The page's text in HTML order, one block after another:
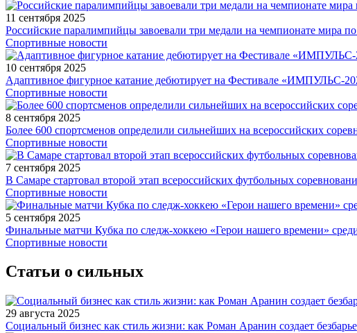
11 сентября 2025
Российские паралимпийцы завоевали три медали на чемпионате мира
Спортивные новости
10 сентября 2025
Адаптивное фигурное катание дебютирует на Фестивале «ИМПУЛЬС-
Спортивные новости
8 сентября 2025
Более 600 спортсменов определили сильнейших на всероссийских
Спортивные новости
7 сентября 2025
В Самаре стартовал второй этап всероссийских футбольных
Спортивные новости
5 сентября 2025
Финальные матчи Кубка по следж-хоккею «Герои нашего времени»
Спортивные новости
Статьи о сильных
29 августа 2025
Социальный бизнес как стиль жизни: как Роман Аранин создает